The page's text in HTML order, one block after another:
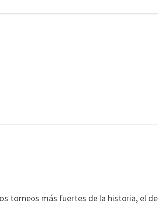
torneos más fuertes de la historia, el de